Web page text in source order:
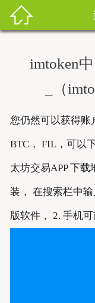

imtoken
_（
您仍然可以获得账
BTC， FIL，可以
太坊交易APP 下
装， 在搜索栏中
版软件， 2. 手机